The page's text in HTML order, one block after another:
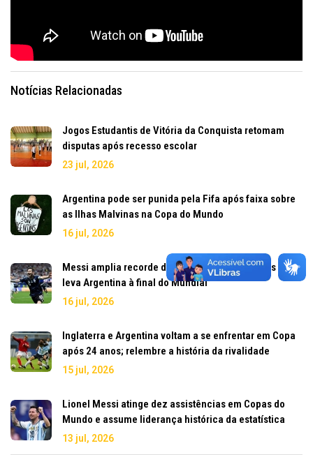
Notícias Relacionadas
Jogos Estudantis de Vitória da Conquista retomam
disputas após recesso escolar
23 jul, 2026
Argentina pode ser punida pela Fifa após faixa sobre
as Ilhas Malvinas na Copa do Mundo
16 jul, 2026
Messi amplia recorde de assistências em Copas e
leva Argentina à final do Mundial
16 jul, 2026
Inglaterra e Argentina voltam a se enfrentar em Copa
após 24 anos; relembre a história da rivalidade
15 jul, 2026
Lionel Messi atinge dez assistências em Copas do
Mundo e assume liderança histórica da estatística
13 jul, 2026